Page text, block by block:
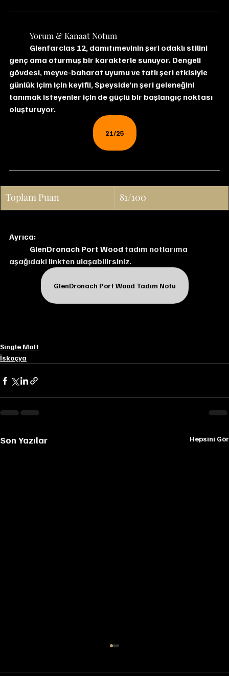
	Yorum & Kanaat Notum
Glenfarclas 12, damıtımevinin şeri odaklı stilini
genç ama oturmuş bir karakterle sunuyor. Dengeli
gövdesi, meyve-baharat uyumu ve tatlı şeri etkisiyle
günlük içim için keyifli, Speyside’ın şeri geleneğini
tanımak isteyenler için de güçlü bir başlangıç noktası
oluşturuyor.
21/25
Toplam Puan 81/100
Ayrıca;
GlenDronach Port Wood tadım notlarıma
aşağıdaki linkten ulaşabilirsiniz.
GlenDronach Port Wood Tadım Notu
Single Malt
İskoçya
Son Yazılar Hepsini Gör